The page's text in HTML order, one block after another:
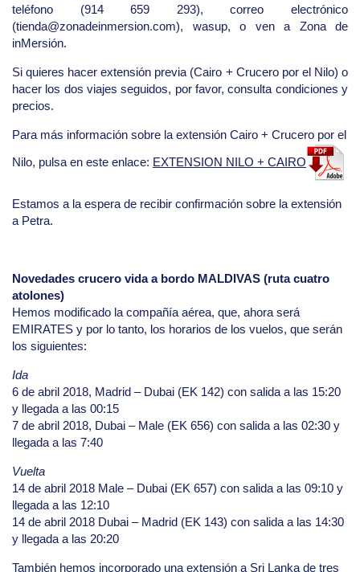
teléfono (914 659 293), correo electrónico
(tienda@zonadeinmersion.com), wasup, o ven a Zona de
inMersión.
Si quieres hacer extensión previa (Cairo + Crucero por el Nilo) o
hacer los dos viajes seguidos, por favor, consulta condiciones y
precios.
Para más información sobre la extensión Cairo + Crucero por el
Nilo, pulsa en este enlace: EXTENSION NILO + CAIRO
Estamos a la espera de recibir confirmación sobre la extensión
a Petra.
Novedades crucero vida a bordo MALDIVAS (ruta cuatro
atolones)
Hemos modificado la compañía aérea, que, ahora será
EMIRATES y por lo tanto, los horarios de los vuelos, que serán
los siguientes:
Ida
6 de abril 2018, Madrid – Dubai (EK 142) con salida a las 15:20
y llegada a las 00:15
7 de abril 2018, Dubai – Male (EK 656) con salida a las 02:30 y
llegada a las 7:40
Vuelta
14 de abril 2018 Male – Dubai (EK 657) con salida a las 09:10 y
llegada a las 12:10
14 de abril 2018 Dubai – Madrid (EK 143) con salida a las 14:30
y llegada a las 20:20
También hemos incorporado una extensión a Sri Lanka de tres